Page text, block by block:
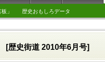
」 歴史おもしろデータ
[歴史街道 2010年6月号]